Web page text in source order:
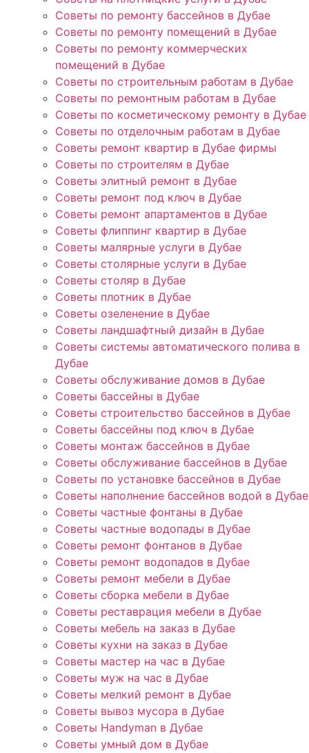
Советы по ремонту бассейнов в Дубае
Советы по ремонту помещений в Дубае
Советы по ремонту коммерческих
помещений в Дубае
Советы по строительным работам в Дубае
Советы по ремонтным работам в Дубае
Советы по косметическому ремонту в Дубае
Советы по отделочным работам в Дубае
Советы ремонт квартир в Дубае фирмы
Советы по строителям в Дубае
Советы элитный ремонт в Дубае
Советы ремонт под ключ в Дубае
Советы ремонт апартаментов в Дубае
Советы флиппинг квартир в Дубае
Советы малярные услуги в Дубае
Советы столярные услуги в Дубае
Советы столяр в Дубае
Советы плотник в Дубае
Советы озеленение в Дубае
Советы ландшафтный дизайн в Дубае
Советы системы автоматического полива в
Дубае
Советы обслуживание домов в Дубае
Советы бассейны в Дубае
Советы строительство бассейнов в Дубае
Советы бассейны под ключ в Дубае
Советы монтаж бассейнов в Дубае
Советы обслуживание бассейнов в Дубае
Советы по установке бассейнов в Дубае
Советы наполнение бассейнов водой в Дубае
Советы частные фонтаны в Дубае
Советы частные водопады в Дубае
Советы ремонт фонтанов в Дубае
Советы ремонт водопадов в Дубае
Советы ремонт мебели в Дубае
Советы сборка мебели в Дубае
Советы реставрация мебели в Дубае
Советы мебель на заказ в Дубае
Советы кухни на заказ в Дубае
Советы мастер на час в Дубае
Советы муж на час в Дубае
Советы мелкий ремонт в Дубае
Советы вывоз мусора в Дубае
Советы Handyman в Дубае
Советы умный дом в Дубае